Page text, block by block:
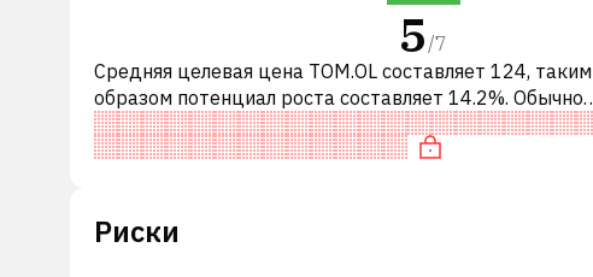
5/7
Средняя целевая цена TOM.OL составляет 124, таким
образом потенциал роста составляет 14.2%. Обычно
это означает рекомендацию «ДЕРЖАТЬ» среди
инвестиционных компаний. Эта
Риски